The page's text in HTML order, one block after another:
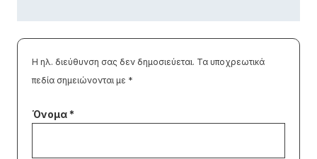
Η ηλ. διεύθυνση σας δεν δημοσιεύεται. Τα υποχρεωτικά
πεδία σημειώνονται με *